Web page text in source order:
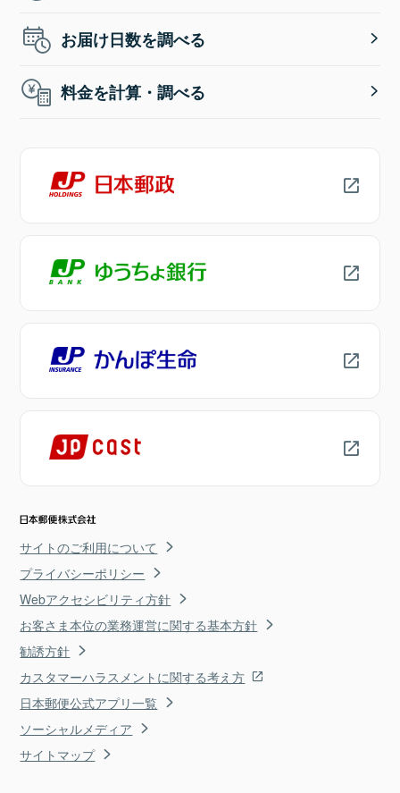
お届け日数を調べる
料金を計算・調べる
サイトのご利用について
プライバシーポリシー
Webアクセシビリティ方針
お客さま本位の業務運営に関する基本方針
勧誘方針
カスタマーハラスメントに関する考え方
日本郵便公式アプリ一覧
ソーシャルメディア
サイトマップ